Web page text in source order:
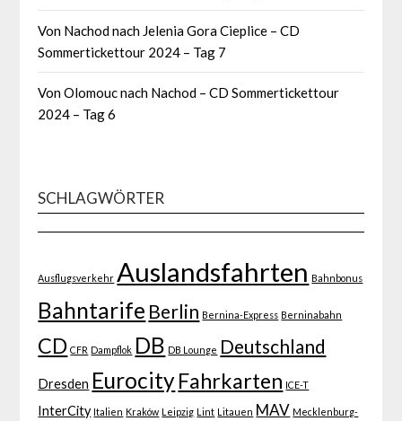
Von Nachod nach Jelenia Gora Cieplice – CD
Sommertickettour 2024 – Tag 7
Von Olomouc nach Nachod – CD Sommertickettour
2024 – Tag 6
SCHLAGWÖRTER
Ausflugsverkehr Auslandsfahrten Bahnbonus
Bahntarife Berlin Bernina-Express Berninabahn
CD CFR Dampflok DB DB Lounge Deutschland
Dresden EurocityFahrkarten ICE-T
InterCity Italien Kraków Leipzig Lint Litauen MAV Mecklenburg-